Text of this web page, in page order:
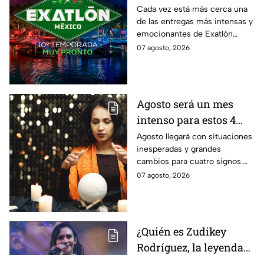
todos los atletas que
estarán en la décima
temporada de Exatlón
México
Cada vez está más cerca una
de las entregas más intensas y
emocionantes de Exatlón
México.
07 agosto, 2026
Agosto será un mes
intenso para estos 4
signos del zodiaco
Agosto llegará con situaciones
inesperadas y grandes
cambios para cuatro signos.
Aunque el mes será intenso,
07 agosto, 2026
¿Quién es Zudikey
Rodríguez, la leyenda